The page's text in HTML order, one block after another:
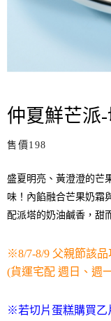
仲夏鮮芒派-
售價 198
盛夏明亮、黃澄澄的芒
味！內餡融合芒果奶霜
配派塔的奶油鹹香，甜
※8/7-8/9 父親節該
(貨運宅配 週日、週
※若切片蛋糕購買乙